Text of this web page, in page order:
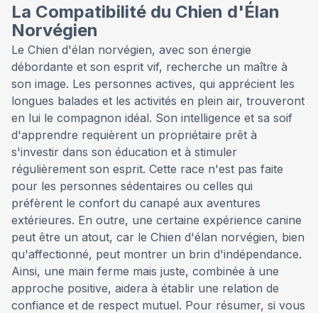
La Compatibilité du Chien d'Élan
Norvégien
Le Chien d'élan norvégien, avec son énergie
débordante et son esprit vif, recherche un maître à
son image. Les personnes actives, qui apprécient les
longues balades et les activités en plein air, trouveront
en lui le compagnon idéal. Son intelligence et sa soif
d'apprendre requièrent un propriétaire prêt à
s'investir dans son éducation et à stimuler
régulièrement son esprit. Cette race n'est pas faite
pour les personnes sédentaires ou celles qui
préfèrent le confort du canapé aux aventures
extérieures. En outre, une certaine expérience canine
peut être un atout, car le Chien d'élan norvégien, bien
qu'affectionné, peut montrer un brin d'indépendance.
Ainsi, une main ferme mais juste, combinée à une
approche positive, aidera à établir une relation de
confiance et de respect mutuel. Pour résumer, si vous